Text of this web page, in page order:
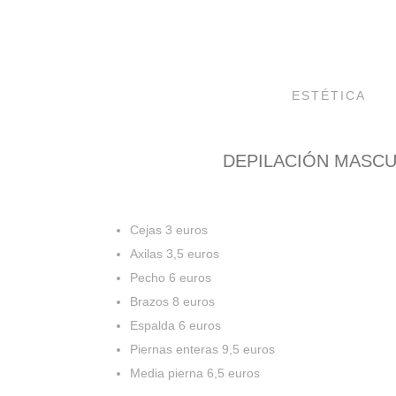
ESTÉTICA
DEPILACIÓN
Cejas 3 euros
Axilas 3,5 euros
Pecho 6 euros
Brazos 8 euros
Espalda 6 euros
Piernas enteras 9,5 euros
Media pierna 6,5 euros